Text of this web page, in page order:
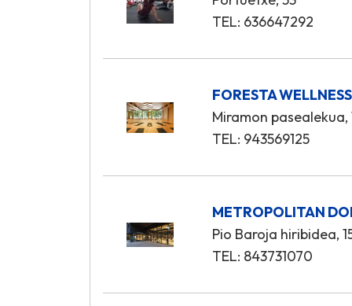
TEL: 636647292
FORESTA
Miramon pasealekua,
TEL: 943569125
METROPOLITAN
Pio Baroja hiribidea,
TEL: 843731070